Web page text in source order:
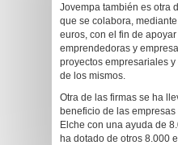
Jovempa también es otra
que se colabora,
euros, con el fin de
emprendedoras y
proyectos empresariales
de los mismos.
Otra de las firmas se ha
beneficio de las
Elche con una ayuda de
ha dotado de otros 8.000